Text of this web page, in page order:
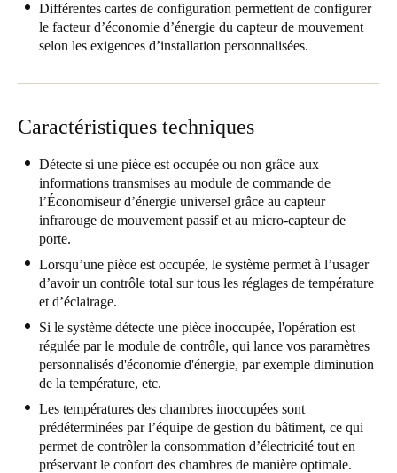
Français
Netherlands
Nederlands
English
Belgium
FrançaisNederlandsEnglish
Spain
Español
Portugal
Italy
Italiano
Différentes cartes de configuration permettent de configurer
le facteur d’économie d’énergie du capteur de mouvement
selon les exigences d’installation personnalisées.
Caractéristiques techniques
Détecte si une pièce est occupée ou non grâce aux
informations transmises au module de commande de
l’Économiseur d’énergie universel grâce au capteur
infrarouge de mouvement passif et au micro-capteur de
porte.
Lorsqu’une pièce est occupée, le système permet à l’usager
d’avoir un contrôle total sur tous les réglages de température
et d’éclairage.
Si le système détecte une pièce inoccupée, l'opération est
régulée par le module de contrôle, qui lance vos paramètres
personnalisés d'économie d'énergie, par exemple diminution
de la température, etc.
Les températures des chambres inoccupées sont
prédéterminées par l’équipe de gestion du bâtiment, ce qui
permet de contrôler la consommation d’électricité tout en
préservant le confort des chambres de manière optimale.